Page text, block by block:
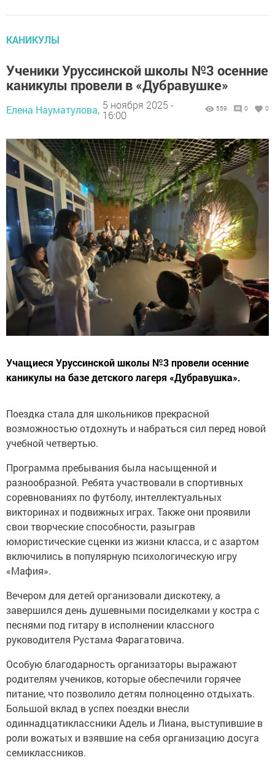
КАНИКУЛЫ
Ученики Уруссинской школы №3 осенние
каникулы провели в «Дубравушке»
Елена Науматулова, 5 ноября 2025 -
16:00
559 0 0
Учащиеся Уруссинской школы №3 провели осенние
каникулы на базе детского лагеря «Дубравушка».
Поездка стала для школьников прекрасной
возможностью отдохнуть и набраться сил перед новой
учебной четвертью.
Программа пребывания была насыщенной и
разнообразной. Ребята участвовали в спортивных
соревнованиях по футболу, интеллектуальных
викторинах и подвижных играх. Также они проявили
свои творческие способности, разыграв
юмористические сценки из жизни класса, и с азартом
включились в популярную психологическую игру
«Мафия».
Вечером для детей организовали дискотеку, а
завершился день душевными посиделками у костра с
песнями под гитару в исполнении классного
руководителя Рустама Фарагатовича.
Особую благодарность организаторы выражают
родителям учеников, которые обеспечили горячее
питание, что позволило детям полноценно отдыхать.
Большой вклад в успех поездки внесли
одиннадцатиклассники Адель и Лиана, выступившие в
роли вожатых и взявшие на себя организацию досуга
семиклассников.